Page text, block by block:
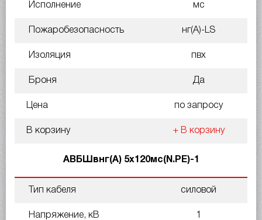
Исполнение мс
Пожаробезопасность нг(A)-LS
Изоляция пвх
Броня Да
Цена по запросу
В корзину + В корзину
АВБШвнг(А) 5х120мс(N.PE)-1
Тип кабеля силовой
Напряжение, кВ 1